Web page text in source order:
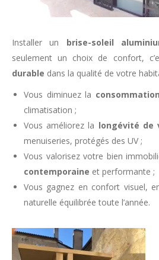
Installer un brise-soleil
seulement un choix de confort,
durable dans la qualité de votre
Vous diminuez la
climatisation ;
Vous améliorez la longévité de
menuiseries, protégés des UV ;
Vous valorisez votre bien
contemporaine et performante ;
Vous gagnez en confort visuel,
naturelle équilibrée toute l’année.